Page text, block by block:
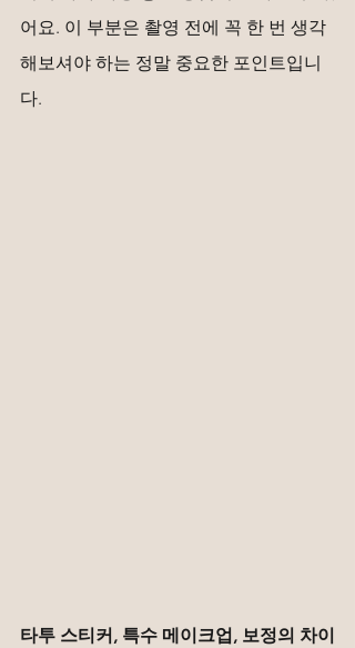
어요. 이 부분은 촬영 전에 꼭 한 번 생각
해보셔야 하는 정말 중요한 포인트입니
다.
타투 스티커, 특수 메이크업, 보정의 차이